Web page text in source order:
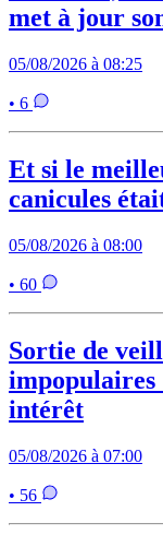
met à jour
05/08/2026 à 08:25
• 6
Et si le
canicules
05/08/2026 à 08:00
• 60
Sortie de
impopulaires
intérêt
05/08/2026 à 07:00
• 56